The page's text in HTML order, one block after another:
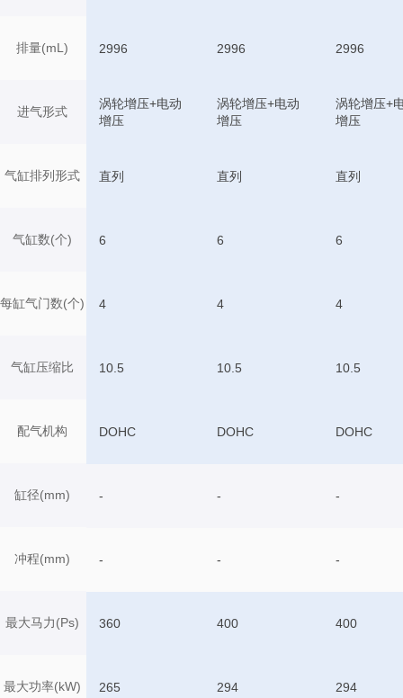
排量(mL)
进气形式
气缸排列形式
气缸数(个)
每缸气门数(个)
气缸压缩比
配气机构
缸径(mm)
冲程(mm)
最大马力(Ps)
最大功率(kW)
2996 2996 2996
涡轮增压+电动
增压
涡轮增压+电动
增压
涡轮增压+
增压
直列 直列 直列
6 6 6
4 4 4
10.5 10.5 10.5
DOHC DOHC DOHC
- - -
- - -
360 400 400
265 294 294